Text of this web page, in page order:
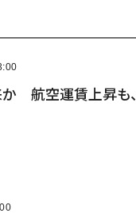
航空運賃上昇も